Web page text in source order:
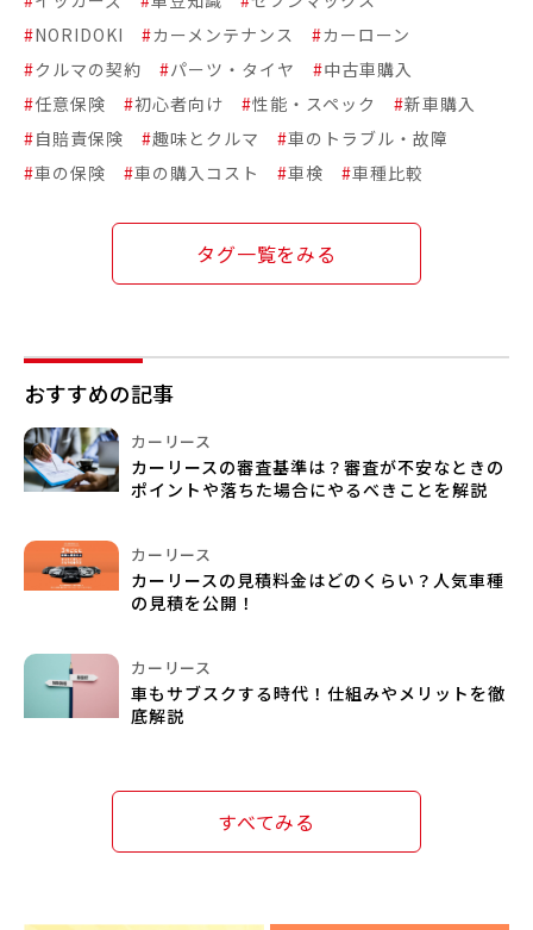
#NORIDOKI #カーメンテナンス #カーローン
#クルマの契約 #パーツ・タイヤ #中古車購入
#任意保険 #初心者向け #性能・スペック #新車購入
#自賠責保険 #趣味とクルマ #車のトラブル・故障
#車の保険 #車の購入コスト #車検 #車種比較
タグ一覧をみる
おすすめの記事
カーリース
カーリースの審査基準は？審査が不安なときの
ポイントや落ちた場合にやるべきことを解説
カーリース
カーリースの見積料金はどのくらい？人気車種
の見積を公開！
カーリース
車もサブスクする時代！仕組みやメリットを徹
底解説
すべてみる